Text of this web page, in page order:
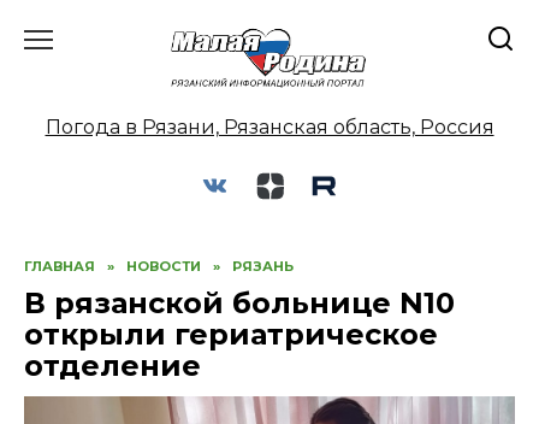
Погода в Рязани, Рязанская область, Россия
ГЛАВНАЯ » НОВОСТИ » РЯЗАНЬ
В рязанской больнице N10
открыли гериатрическое
отделение